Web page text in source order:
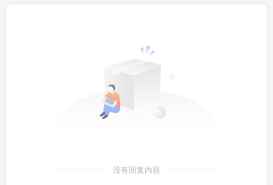
没有回复内容